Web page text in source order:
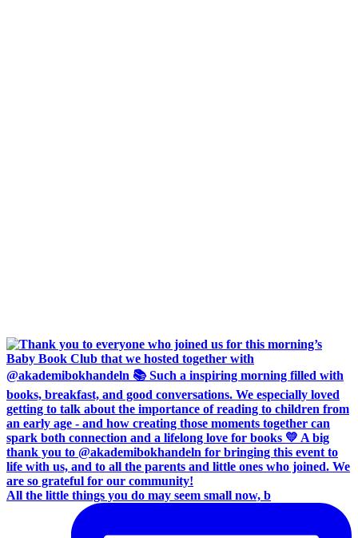
All the little things you do may seem small now, b